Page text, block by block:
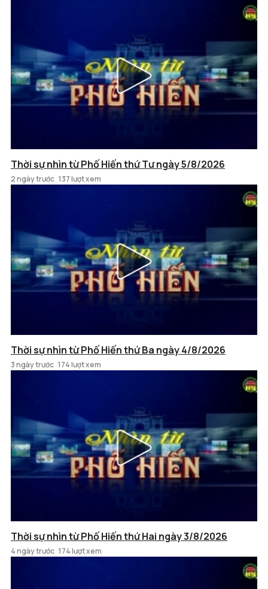
Thời sự nhìn từ Phố Hiến thứ Tư ngày 5/8/2026
2 ngày trước 137 lượt xem
Thời sự nhìn từ Phố Hiến thứ Ba ngày 4/8/2026
3 ngày trước 174 lượt xem
Thời sự nhìn từ Phố Hiến thứ Hai ngày 3/8/2026
4 ngày trước 174 lượt xem